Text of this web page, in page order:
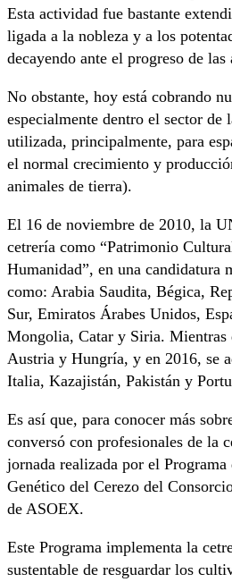
Esta actividad fue bastante
ligada a la nobleza y a los
decayendo ante el progreso de las
No obstante, hoy está cobrando
especialmente dentro el sector de
utilizada, principalmente, para
el normal crecimiento y
animales de tierra).
El 16 de noviembre de 2010, la
cetrería como “Patrimonio
Humanidad”, en una candidatura
como: Arabia Saudita, Bégica,
Sur, Emiratos Árabes Unidos,
Mongolia, Catar y Siria. Mientras
Austria y Hungría, y en 2016, se
Italia, Kazajistán, Pakistán y
Es así que, para conocer más
conversó con profesionales de la
jornada realizada por el
Genético del Cerezo del
de ASOEX.
Este Programa implementa la
sustentable de resguardar los